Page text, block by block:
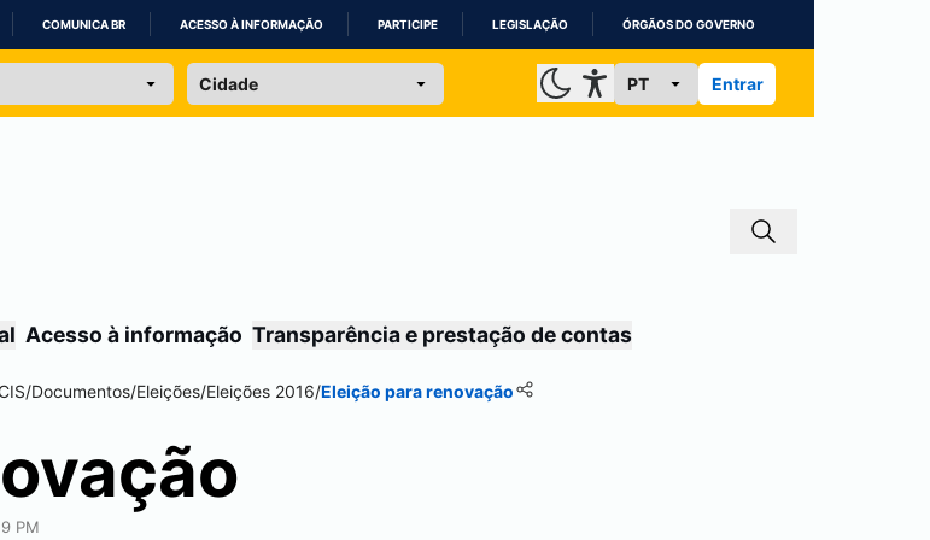
IR
COMUNICA BR ACESSO À INFORMAÇÃO PARTICIPE LEGISLAÇÃO ÓRGÃOS DO GOVERNO
Entrar
Acesso à informação Transparência e prestação de contas
/Documentos/Eleições/Eleições 2016/Eleição para renovação
PM